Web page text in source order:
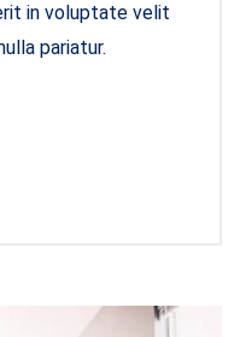
in voluptate velit
pariatur.